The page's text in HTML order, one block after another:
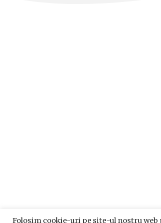
Folosim cookie-uri pe site-ul nostru